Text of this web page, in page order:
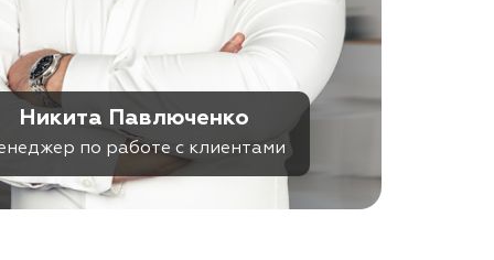
Никита Павлюченко
по работе с клиентами